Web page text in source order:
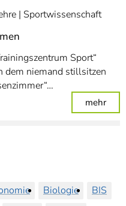
Biologie
BIS
Sportwissenschaft
Sport“
dem niemand stillsitzen
mehr: